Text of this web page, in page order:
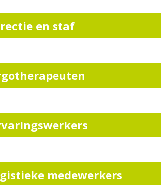
en staf
medewerkers